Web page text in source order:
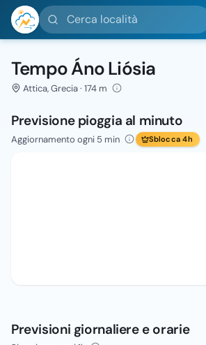
Cerca località
Tempo Áno Liósia
Attica, Grecia · 174 m
Previsione pioggia al minuto
Aggiornamento ogni 5 min Sblocca 4h
Previsioni giornaliere e orarie